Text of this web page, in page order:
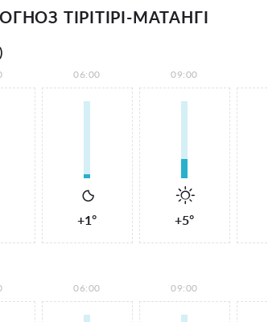
ТІРІТІРІ-МАТАНГІ
06:00
+1°
09:00
+5°
06:00 09:00